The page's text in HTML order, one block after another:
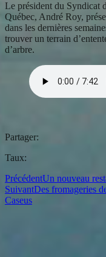
Le président du Syndicat
Québec, André Roy,
dans les dernières
trouver un terrain
d’arbre.
Partager:
Taux:
PrécédentUn nouveau
SuivantDes fromageries
Caseus